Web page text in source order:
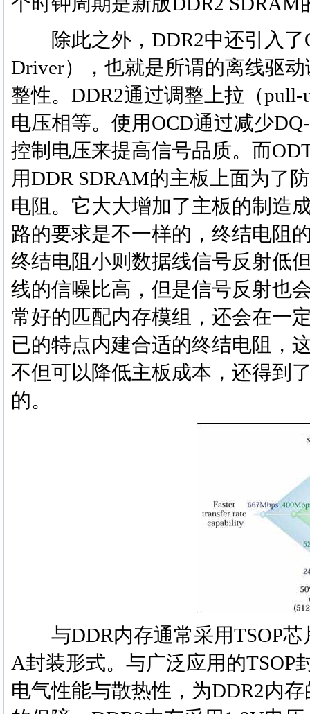
除此之外，DDR2中还引入了
Driver），也就是所谓的离线驱
整性。DDR2通过调整上拉（
电压相等。使用OCD通过减少
控制电压来提高信号品质。而
用DDR SDRAM的主板上面为了
电阻。它大大增加了主板的制造
路的要求是不一样的，终结电阻
终结电阻小则数据线信号反射低
线的信噪比高，但是信号反射也
常好的匹配内存模组，还会在一
已的特点内建合适的终结电阻，
不但可以降低主板成本，还得到
的。
与DDR内存通常采用TSOP芯
A封装形式。与广泛应用的TSOP
电气性能与散热性，为DDR2内